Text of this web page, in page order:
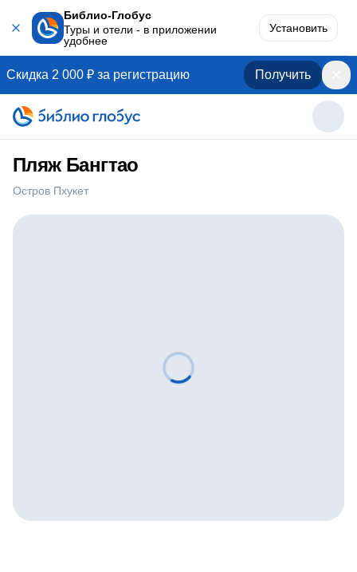
Библио-Глобус
Туры и отели - в приложении
удобнее
Установить
Скидка 2 000 ₽ за регистрацию Получить
Пляж Бангтао
Остров Пхукет